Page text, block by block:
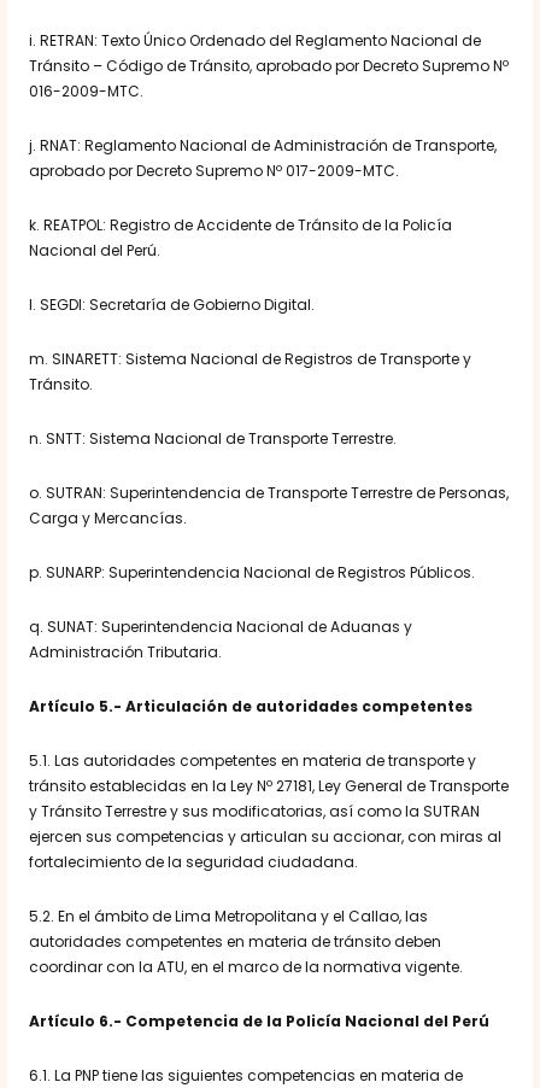
i. RETRAN: Texto Único Ordenado del Reglamento Nacional de
Tránsito – Código de Tránsito, aprobado por Decreto Supremo Nº
016-2009-MTC.
j. RNAT: Reglamento Nacional de Administración de Transporte,
aprobado por Decreto Supremo Nº 017-2009-MTC.
k. REATPOL: Registro de Accidente de Tránsito de la Policía
Nacional del Perú.
l. SEGDI: Secretaría de Gobierno Digital.
m. SINARETT: Sistema Nacional de Registros de Transporte y
Tránsito.
n. SNTT: Sistema Nacional de Transporte Terrestre.
o. SUTRAN: Superintendencia de Transporte Terrestre de Personas,
Carga y Mercancías.
p. SUNARP: Superintendencia Nacional de Registros Públicos.
q. SUNAT: Superintendencia Nacional de Aduanas y
Administración Tributaria.
Artículo 5.- Articulación de autoridades competentes
5.1. Las autoridades competentes en materia de transporte y
tránsito establecidas en la Ley Nº 27181, Ley General de Transporte
y Tránsito Terrestre y sus modificatorias, así como la SUTRAN
ejercen sus competencias y articulan su accionar, con miras al
fortalecimiento de la seguridad ciudadana.
5.2. En el ámbito de Lima Metropolitana y el Callao, las
autoridades competentes en materia de tránsito deben
coordinar con la ATU, en el marco de la normativa vigente.
Artículo 6.- Competencia de la Policía Nacional del Perú
6.1. La PNP tiene las siguientes competencias en materia de